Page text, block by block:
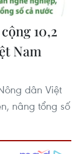
10,2
Nam
dân Việt
nâng tổng số